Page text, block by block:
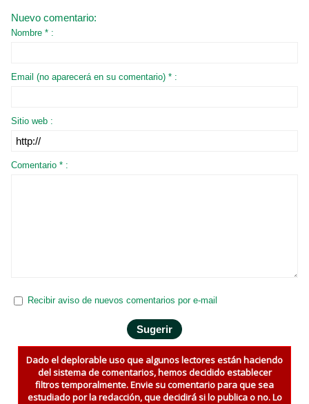
Nuevo comentario:
Nombre * :
Email (no aparecerá en su comentario) * :
Sitio web :
Comentario * :
Recibir aviso de nuevos comentarios por e-mail
Dado el deplorable uso que algunos lectores están haciendo
del sistema de comentarios, hemos decidido establecer
filtros temporalmente. Envie su comentario para que sea
estudiado por la redacción, que decidirá si lo publica o no. Lo